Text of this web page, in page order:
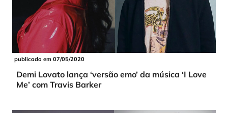
publicado em 07/05/2020
Demi Lovato lança ‘versão emo’ da música ‘I Love
Me’ com Travis Barker